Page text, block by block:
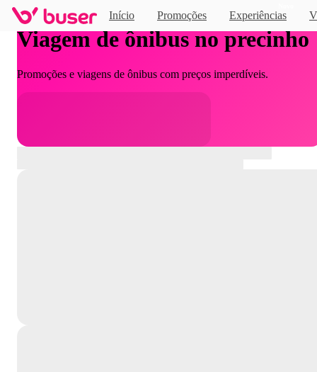
Início Promoções Experiências
Viagem de ônibus no precinho
Promoções e viagens de ônibus com preços imperdíveis.